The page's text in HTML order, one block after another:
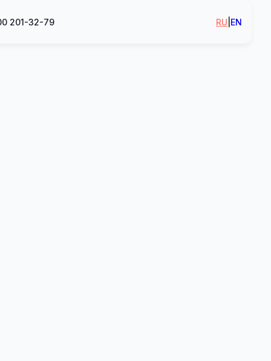
201-32-79 RU EN